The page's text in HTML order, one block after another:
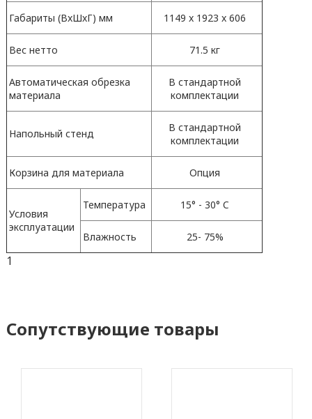
Габариты (ВxШxГ) мм 1149 x 1923 x 606
Вес нетто 71.5 кг
Автоматическая обрезка
материала
В стандартной
комплектации
Напольный стенд
В стандартной
комплектации
Корзина для материала Опция
Условия
эксплуатации
Температура 15° - 30° C
Влажность 25- 75%
1
Сопутствующие товары